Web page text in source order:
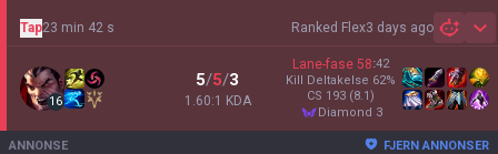
Ranked Flex3 days ago
Tap23 min 42 s
16
5/5/3
1.60:1 KDA
Lane-fase 58:42
Kill Deltakelse 62%
CS 193 (8.1)
diamond 3
ANNONSE FJERN ANNONSER